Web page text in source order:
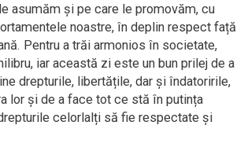
asumăm și pe care le promovăm, cu
noastre, în deplin respect față
Pentru a trăi armonios în societate,
iar această zi este un bun prilej de a
drepturile, libertățile, dar și îndatoririle,
lor și de a face tot ce stă în putința
celorlalți să fie respectate și